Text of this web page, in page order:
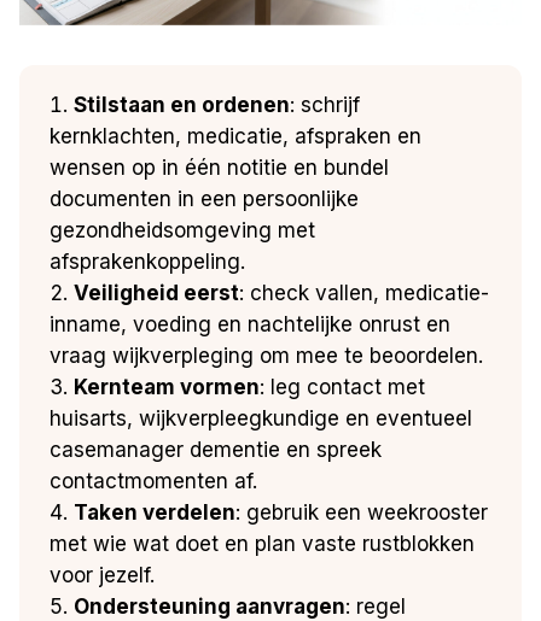
Stilstaan en ordenen: schrijf
kernklachten, medicatie, afspraken en
wensen op in één notitie en bundel
documenten in een persoonlijke
gezondheidsomgeving met
afsprakenkoppeling.
Veiligheid eerst: check vallen, medicatie-
inname, voeding en nachtelijke onrust en
vraag wijkverpleging om mee te beoordelen.
Kernteam vormen: leg contact met
huisarts, wijkverpleegkundige en eventueel
casemanager dementie en spreek
contactmomenten af.
Taken verdelen: gebruik een weekrooster
met wie wat doet en plan vaste rustblokken
voor jezelf.
Ondersteuning aanvragen: regel